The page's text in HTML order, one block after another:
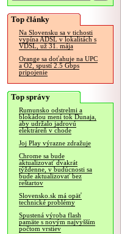
Top články
Na Slovensku sa v tichosti
vypína ADSL v lokalitách s
VDSL, už 31. mája
Orange sa doťahuje na UPC
a O2, spustí 2.5 Gbps
pripojenie
Top správy
Rumunsko odstrelmi a
blokádou mení tok Dunaja,
aby udržalo jadrovú
elektráreň v chode
Joj Play výrazne zdražuje
Chrome sa bude
aktualizovať dvakrát
týždenne, v budúcnosti sa
bude aktualizovať bez
reštartov
Slovensko.sk má opäť
technické problémy
Spustená výroba flash
pamäte s novým najvyšším
počtom vrstiev